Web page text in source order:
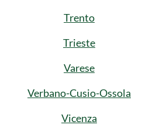
Trento
Trieste
Varese
Verbano-Cusio-Ossola
Vicenza